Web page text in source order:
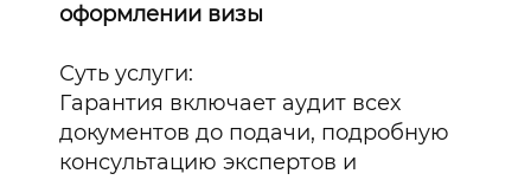
оформлении визы
Суть услуги:
Гарантия включает аудит всех
документов до подачи, подробную
консультацию экспертов и